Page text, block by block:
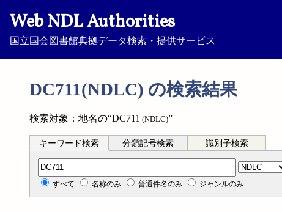
Web NDL Authorities
国立国会図書館典拠データ検索・提供サービス
DC711(NDLC) の検索結果
検索対象：地名の“DC711 (NDLC)”
キーワード検索 分類記号検索 識別子検索
分類記号検索
すべて 名称のみ 普通件名のみ ジャンルのみ